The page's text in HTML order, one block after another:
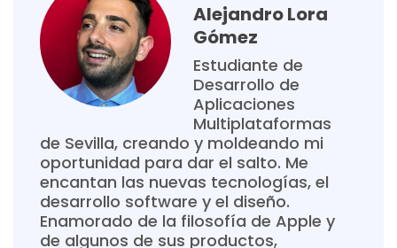
Alejandro Lora
Gómez
Estudiante de
Desarrollo de
Aplicaciones
Multiplataformas
de Sevilla, creando y moldeando mi
oportunidad para dar el salto. Me
encantan las nuevas tecnologías, el
desarrollo software y el diseño.
Enamorado de la filosofía de Apple y
de algunos de sus productos,